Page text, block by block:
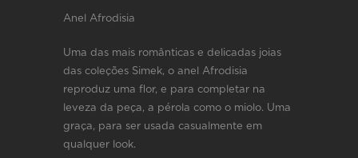
Anel Afrodisia
Uma das mais românticas e delicadas joias
das coleções Simek, o anel Afrodisia
reproduz uma flor, e para completar na
leveza da peça, a pérola como o miolo. Uma
graça, para ser usada casualmente em
qualquer look.